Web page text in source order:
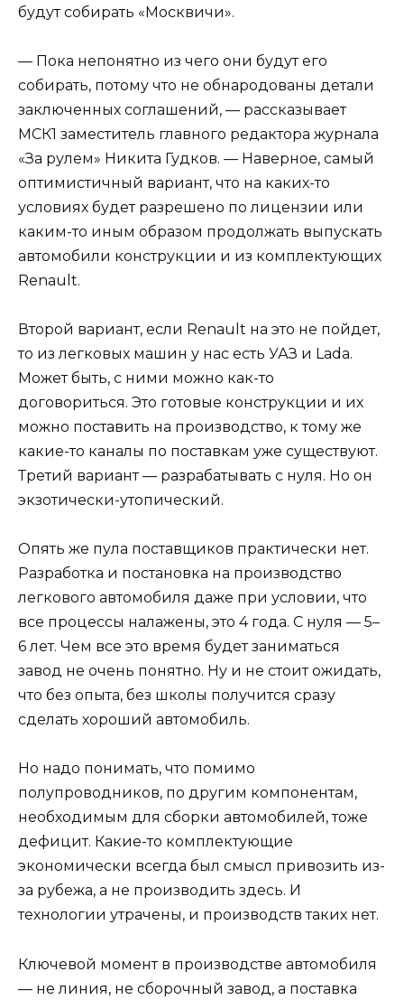
будут собирать «Москвичи».
— Пока непонятно из чего они будут его
собирать, потому что не обнародованы детали
заключенных соглашений, — рассказывает
МСК1 заместитель главного редактора журнала
«За рулем» Никита Гудков. — Наверное, самый
оптимистичный вариант, что на каких-то
условиях будет разрешено по лицензии или
каким-то иным образом продолжать выпускать
автомобили конструкции и из комплектующих
Renault.
Второй вариант, если Renault на это не пойдет,
то из легковых машин у нас есть УАЗ и Lada.
Может быть, с ними можно как-то
договориться. Это готовые конструкции и их
можно поставить на производство, к тому же
какие-то каналы по поставкам уже существуют.
Третий вариант — разрабатывать с нуля. Но он
экзотически-утопический.
Опять же пула поставщиков практически нет.
Разработка и постановка на производство
легкового автомобиля даже при условии, что
все процессы налажены, это 4 года. С нуля — 5–
6 лет. Чем все это время будет заниматься
завод не очень понятно. Ну и не стоит ожидать,
что без опыта, без школы получится сразу
сделать хороший автомобиль.
Но надо понимать, что помимо
полупроводников, по другим компонентам,
необходимым для сборки автомобилей, тоже
дефицит. Какие-то комплектующие
экономически всегда был смысл привозить из-
за рубежа, а не производить здесь. И
технологии утрачены, и производств таких нет.
Ключевой момент в производстве автомобиля
— не линия, не сборочный завод, а поставка